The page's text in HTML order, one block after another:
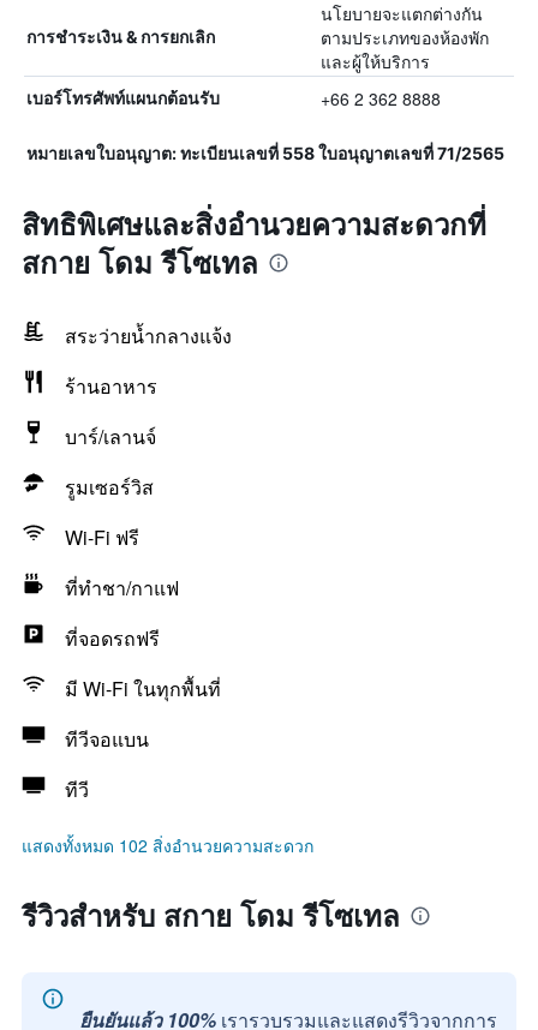
การชำระเงิน & การยกเลิก
นโยบายจะแตกต่างกัน
ตามประเภทของห้องพัก
และผู้ให้บริการ
เบอร์โทรศัพท์แผนกต้อนรับ +66 2 362 8888
หมายเลขใบอนุญาต: ทะเบียนเลขที่ 558 ใบอนุญาตเลขที่ 71/2565
สิทธิพิเศษและสิ่งอำนวยความสะดวกที่
สกาย โดม รีโซเทล
สระว่ายน้ำกลางแจ้ง
ร้านอาหาร
บาร์/เลานจ์
รูมเซอร์วิส
Wi-Fi ฟรี
ที่ทำชา/กาแฟ
ที่จอดรถฟรี
มี Wi-Fi ในทุกพื้นที่
ทีวีจอแบน
ทีวี
แสดงทั้งหมด 102 สิ่งอำนวยความสะดวก
รีวิวสำหรับ สกาย โดม รีโซเทล
ยืนยันแล้ว 100% เรารวบรวมและแสดงรีวิวจากการ